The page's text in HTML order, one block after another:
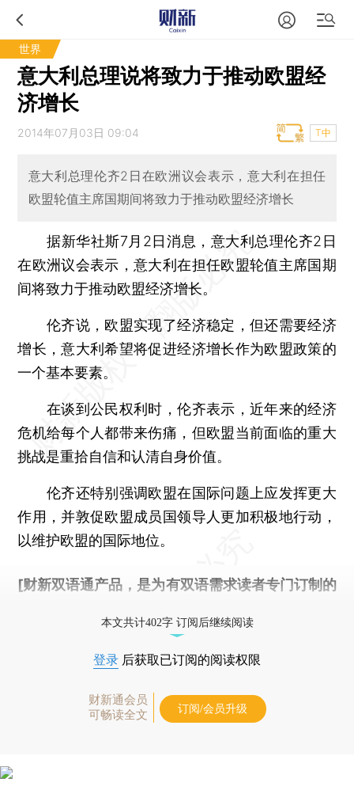
世界
意大利总理说将致力于推动欧盟经
济增长
2014年07月03日 09:04 T中
意大利总理伦齐2日在欧洲议会表示，意大利在担任
欧盟轮值主席国期间将致力于推动欧盟经济增长
据新华社斯7月2日消息，意大利总理伦齐2日
在欧洲议会表示，意大利在担任欧盟轮值主席国期
间将致力于推动欧盟经济增长。
伦齐说，欧盟实现了经济稳定，但还需要经济
增长，意大利希望将促进经济增长作为欧盟政策的
一个基本要素。
在谈到公民权利时，伦齐表示，近年来的经济
危机给每个人都带来伤痛，但欧盟当前面临的重大
挑战是重拾自信和认清自身价值。
伦齐还特别强调欧盟在国际问题上应发挥更大
作用，并敦促欧盟成员国领导人更加积极地行动，
以维护欧盟的国际地位。
[财新双语通产品，是为有双语需求读者专门订制的
本文共计402字 订阅后继续阅读
登录 后获取已订阅的阅读权限
财新通会员
可畅读全文
订阅/会员升级